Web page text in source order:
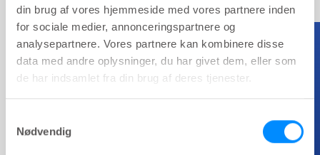
din brug af vores hjemmeside med vores partnere inden
for sociale medier, annonceringspartnere og
analysepartnere. Vores partnere kan kombinere disse
data med andre oplysninger, du har givet dem, eller som
de har indsamlet fra din brug af deres tjenester.
Nødvendig
PRODUCT